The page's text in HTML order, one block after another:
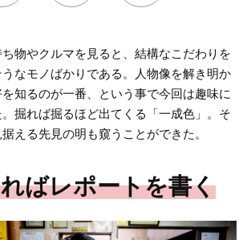
物やクルマを見ると、結構なこだわりを
なモノばかりである。人物像を解き明か
知るのが一番、という事で今回は趣味に
掘れば掘るほど出てくる「一成色」。そ
える先見の明も窺うことができた。
ばレポートを書く